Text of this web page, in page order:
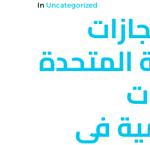
In Uncategorized
المتحدة
في